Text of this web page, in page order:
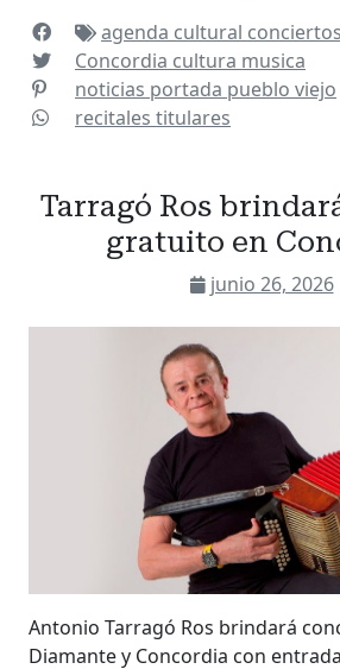
agenda cultural conciertos
Concordia cultura musica
noticias portada pueblo viejo
recitalestitulares
Tarragó Ros
gratuito en
junio 26, 2026
Antonio Tarragó Ros brindará
Diamante y Concordia con